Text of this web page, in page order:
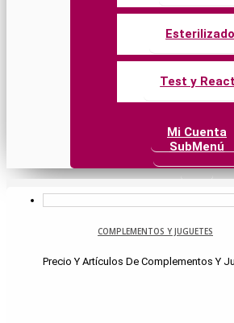
Test y
Mi Cuenta
SubMenú
COMPLEMENTOS Y JUGUETES
Precio Y Artículos De Complementos Y